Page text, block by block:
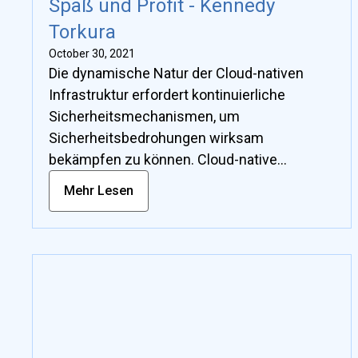
Cybersicherheitsmechanismen unerlässlich.
Wichtig ist, dass SCE es den Verteidigern
ermöglicht, aus der Sicht der Angreifer zu
denken und so spannende Fragen zu
Angriffsmöglichkeiten zu stellen. Diese
kontradiktorische Denkweise ermöglicht es,
verschiedene Angriffsszenarien als
Hypothesen zu formulieren, die bewiesen
werden können. Der Nachweis von
Hypothesen ermöglicht die Sammlung von
Beweisen, wodurch Vermutungen oder
Bauchgefühl vermieden und ein
Spaß und Profit - Kennedy
Torkura
October 30, 2021
Die dynamische Natur der Cloud-nativen
Infrastruktur erfordert kontinuierliche
Sicherheitsmechanismen, um
Sicherheitsbedrohungen wirksam
bekämpfen zu können. Cloud-native
Sicherheitsbedrohungen kaum verstanden
Mehr Lesen